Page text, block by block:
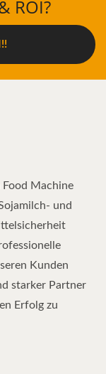
ROI?
Food Machine
und
Kunden
starker Partner
Erfolg zu